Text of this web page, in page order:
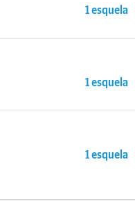
1 esquela
1 esquela
1 esquela